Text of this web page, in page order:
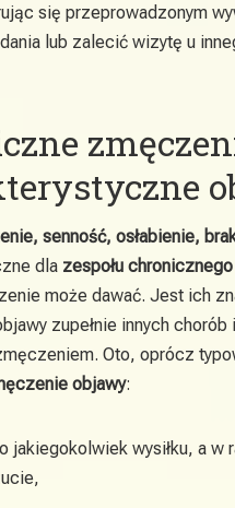
się przeprowadzonym
lub zalecić wizytę u
senność, osłabienie,
dla zespołu
może dawać. Jest ich
zupełnie innych
Oto, oprócz
objawy:
jakiegokolwiek wysiłku, a